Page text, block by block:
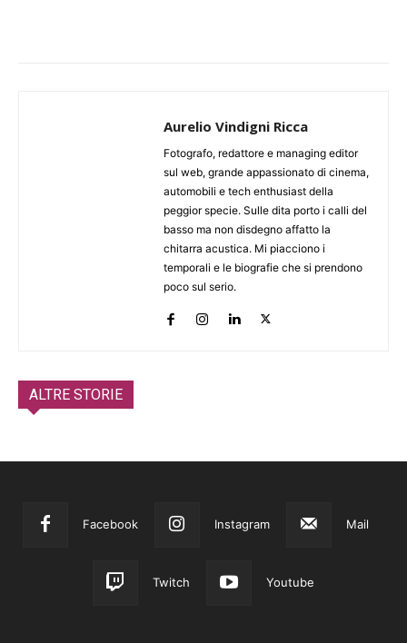
Aurelio Vindigni Ricca
Fotografo, redattore e managing editor
sul web, grande appassionato di cinema,
automobili e tech enthusiast della
peggior specie. Sulle dita porto i calli del
basso ma non disdegno affatto la
chitarra acustica. Mi piacciono i
temporali e le biografie che si prendono
poco sul serio.
ALTRE STORIE
Facebook Instagram Mail
Twitch Youtube